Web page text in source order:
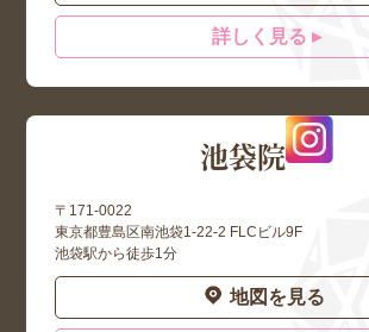
詳しく見る ▸
池袋院
〒171-0022
東京都豊島区南池袋1-22-2 FLCビル9F
池袋駅から徒歩1分
地図を見る